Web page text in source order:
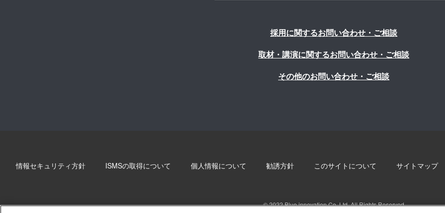
採用に関するお問い合わせ・ご相談
取材・講演に関するお問い合わせ・ご相談
その他のお問い合わせ・ご相談
情報セキュリティ方針 ISMSの取得について 個人情報について 勧誘方針 このサイトについて サイトマップ
© 2022 Blue innovation Co.,Ltd. All Rights Reserved